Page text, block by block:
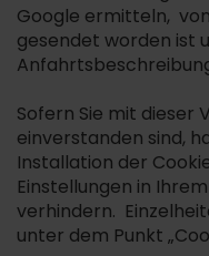
Google ermitteln,
gesendet worden ist
Sofern Sie mit dieser
einverstanden sind,
Installation der
Einstellungen in
verhindern.
unter dem Punkt